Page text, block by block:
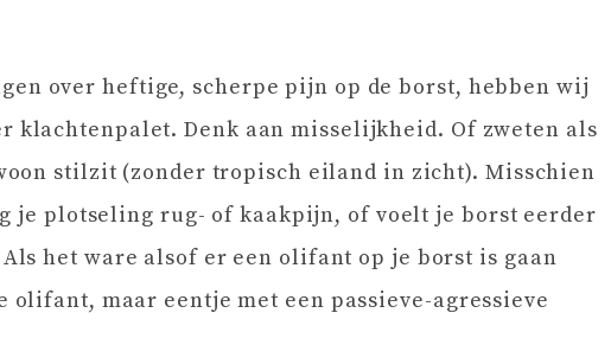
over heftige, scherpe pijn op de borst, hebben wij
klachtenpalet. Denk aan misselijkheid. Of zweten als
stilzit (zonder tropisch eiland in zicht). Misschien
je plotseling rug- of kaakpijn, of voelt je borst eerder
het ware alsof er een olifant op je borst is gaan
olifant, maar eentje met een passieve-agressieve